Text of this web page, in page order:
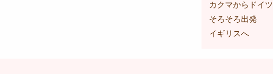
カクマからドイツ
そろそろ出発
イギリスへ